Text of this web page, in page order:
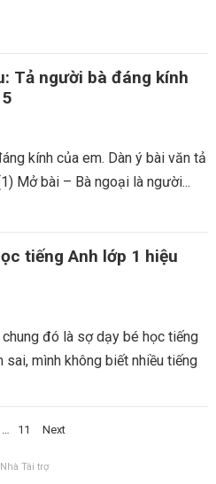
Tả người bà đáng kính
kính của em. Dàn ý bài văn tả
Mở bài – Bà ngoại là người...
tiếng Anh lớp 1 hiệu
đó là sợ dạy bé học tiếng
mình không biết nhiều tiếng
… 11 Next
Nhà Tài trợ